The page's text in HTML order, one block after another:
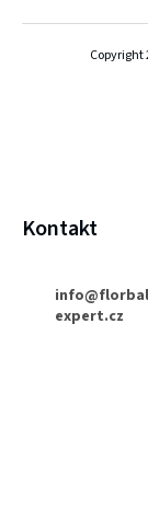
Kontakt
info@florbal
expert.cz
Copyright